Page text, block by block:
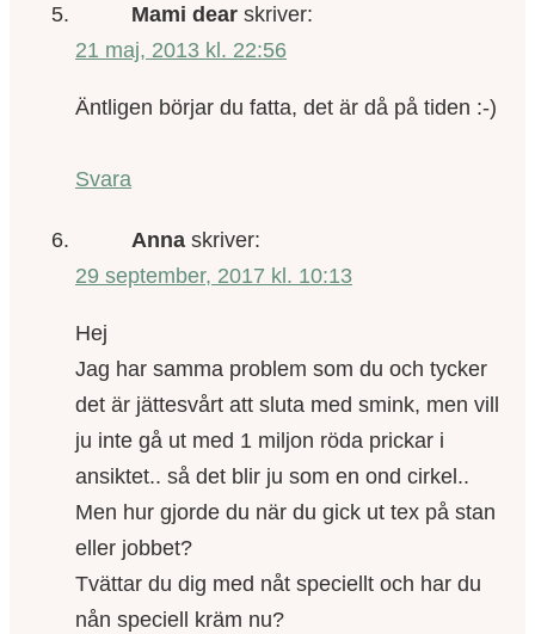
Mami dear skriver:
21 maj, 2013 kl. 22:56
Äntligen börjar du fatta, det är då på tiden :-)
Svara
Anna skriver:
29 september, 2017 kl. 10:13
Hej
Jag har samma problem som du och tycker
det är jättesvårt att sluta med smink, men vill
ju inte gå ut med 1 miljon röda prickar i
ansiktet.. så det blir ju som en ond cirkel..
Men hur gjorde du när du gick ut tex på stan
eller jobbet?
Tvättar du dig med nåt speciellt och har du
nån speciell kräm nu?